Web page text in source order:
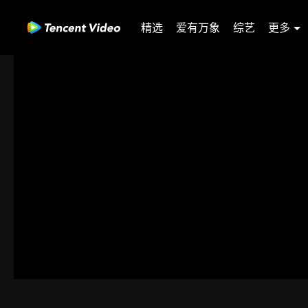
精选 爱有万象 综艺 更多